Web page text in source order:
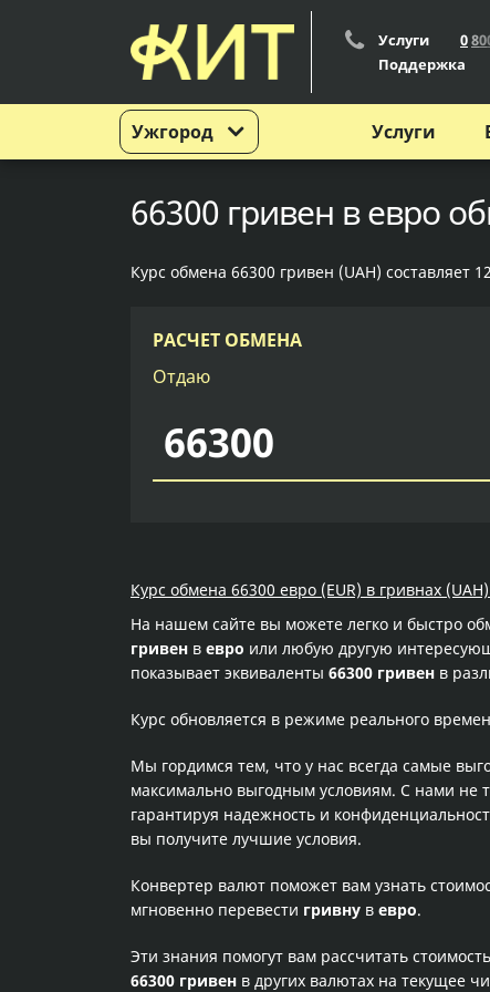
Ужгород
Услуги 080
Поддержка
Услуги
66300 гривен в евро
Курс обмена 66300 гривен (UAH) составляет
РАСЧЕТ ОБМЕНА
Отдаю
Курс обмена 66300 евро (EUR) в гривнах
На нашем сайте вы можете легко и быстро
гривен в евро или любую другую
показывает эквиваленты 66300 гривен в
Курс обновляется в режиме реального
Мы гордимся тем, что у нас всегда самые
максимально выгодным условиям. С нами не
гарантируя надежность и
вы получите лучшие условия.
Конвертер валют поможет вам узнать
мгновенно перевести гривну в евро.
Эти знания помогут вам рассчитать
66300 гривен в других валютах на текущее